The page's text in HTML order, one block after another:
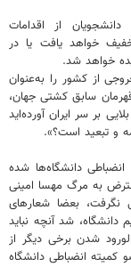
از اقدامات
خواهد یافت یا در
خواهد شد.
از کشور را به‌عنوان
سابق کشتی جهان،
بر سر ایران آورده‌اید
و تبعید است؟».
انضباطی دانشگاه‌ها شده
به مرگ مهسا امینی
نگرفت، بعضا شعارهای
شد آنچه نباید
شدن برخی دیگر از
کمیته انضباطی دانشگاه